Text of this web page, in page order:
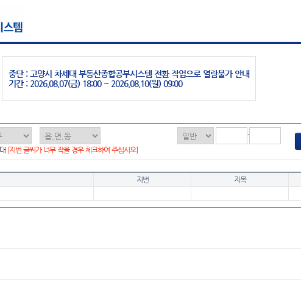
중단 : 고양시 차세대 부동산종합공부시스템 전환 작업으로 열람불가 안내
기간 : 2026.08.07(금) 18:00 ~ 2026.08.10(월) 09:00
-
[지번 글씨가 너무 작을 경우 체크하여 주십시오]
지번 지목